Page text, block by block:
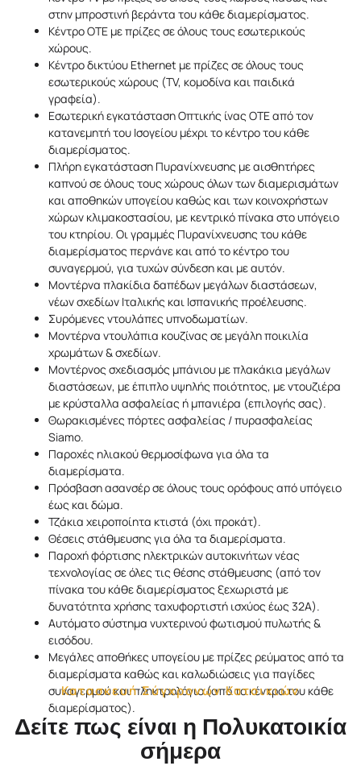
στην μπροστινή βεράντα του κάθε διαμερίσματος.
Κέντρο ΟΤΕ με πρίζες σε όλους τους εσωτερικούς
χώρους.
Κέντρο δικτύου Ethernet με πρίζες σε όλους τους
εσωτερικούς χώρους (TV, κομοδίνα και παιδικά
γραφεία).
Εσωτερική εγκατάσταση Οπτικής ίνας ΟΤΕ από τον
κατανεμητή του Ισογείου μέχρι το κέντρο του κάθε
διαμερίσματος.
Πλήρη εγκατάσταση Πυρανίχνευσης με αισθητήρες
καπνού σε όλους τους χώρους όλων των διαμερισμάτων
και αποθηκών υπογείου καθώς και των κοινοχρήστων
χώρων κλιμακοστασίου, με κεντρικό πίνακα στο υπόγειο
του κτηρίου. Οι γραμμές Πυρανίχνευσης του κάθε
διαμερίσματος περνάνε και από το κέντρο του
συναγερμού, για τυχών σύνδεση και με αυτόν.
Μοντέρνα πλακίδια δαπέδων μεγάλων διαστάσεων,
νέων σχεδίων Ιταλικής και Ισπανικής προέλευσης.
Συρόμενες ντουλάπες υπνοδωματίων.
Μοντέρνα ντουλάπια κουζίνας σε μεγάλη ποικιλία
χρωμάτων & σχεδίων.
Μοντέρνος σχεδιασμός μπάνιου με πλακάκια μεγάλων
διαστάσεων, με έπιπλο υψηλής ποιότητος, με ντουζιέρα
με κρύσταλλα ασφαλείας ή μπανιέρα (επιλογής σας).
Θωρακισμένες πόρτες ασφαλείας / πυρασφαλείας
Siamo.
Παροχές ηλιακού θερμοσίφωνα για όλα τα
διαμερίσματα.
Πρόσβαση ασανσέρ σε όλους τους ορόφους από υπόγειο
έως και δώμα.
Τζάκια χειροποίητα κτιστά (όχι προκάτ).
Θέσεις στάθμευσης για όλα τα διαμερίσματα.
Παροχή φόρτισης ηλεκτρικών αυτοκινήτων νέας
τεχνολογίας σε όλες τις θέσης στάθμευσης (από τον
πίνακα του κάθε διαμερίσματος ξεχωριστά με
δυνατότητα χρήσης ταχυφορτιστή ισχύος έως 32Α).
Αυτόματο σύστημα νυχτερινού φωτισμού πυλωτής &
εισόδου.
Μεγάλες αποθήκες υπογείου με πρίζες ρεύματος από τα
διαμερίσματα καθώς και καλωδιώσεις για παγίδες
συναγερμού και πληκτρολόγιο (από το κέντρο του κάθε
διαμερίσματος).
Κατασκευή Σύγχρονων Κατοικιών
Δείτε πως είναι η Πολυκατοικία
σήμερα